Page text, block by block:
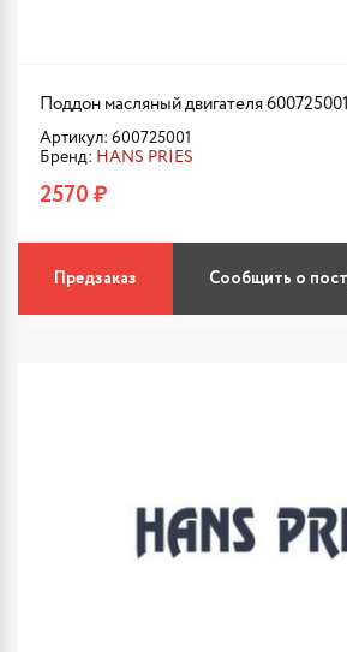
Поддон масляный двигателя 600725001
Артикул: 600725001
Бренд: HANS PRIES
2570 ₽
Предзаказ Сообщить о